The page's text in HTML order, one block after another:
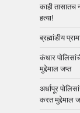
काही
हत्या!
ब्रह्मांडीय
कंधार
मुद्देमाल जप्त
अर्धापूर
करत मुद्देमाल